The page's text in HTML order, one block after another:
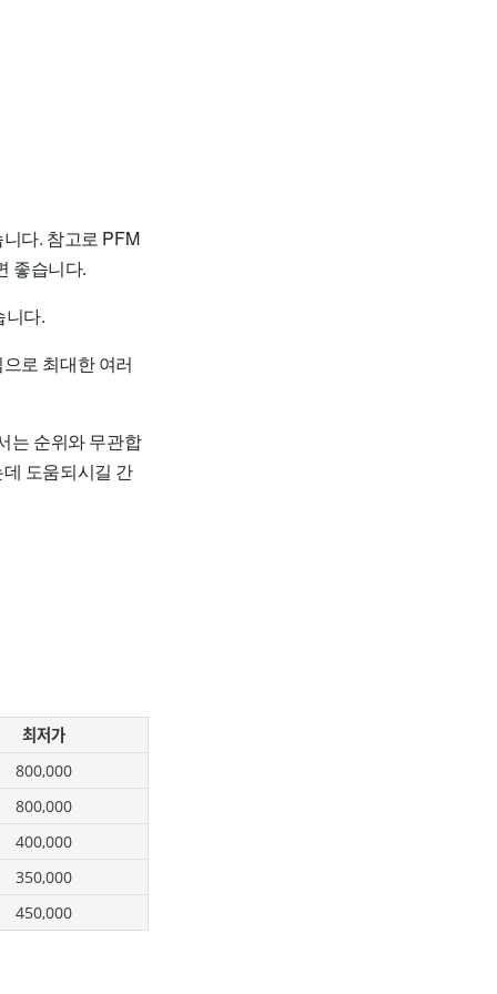
다. 참고로 PFM
좋습니다.
니다.
로 최대한 여러
는 순위와 무관합
도움되시길 간
최저가
800,000
800,000
400,000
350,000
450,000